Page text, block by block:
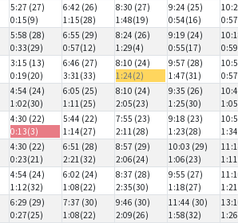
5:27 (27)
0:15(9)
6:42 (26)
1:15(28)
8:30 (27)
1:48(19)
9:24 (25)
0:54(16)
5:58 (28)
0:33(29)
6:55 (29)
0:57(12)
8:24 (26)
1:29(4)
9:19 (24)
0:55(17)
3:15 (13)
0:19(20)
6:46 (27)
3:31(33)
8:10 (24)
1:24(2)
9:57 (28)
1:47(31)
4:54 (24)
1:02(30)
6:05 (25)
1:11(25)
8:10 (24)
2:05(23)
9:35 (26)
1:25(30)
4:30 (22)
0:13(3)
5:44 (22)
1:14(27)
7:55 (23)
2:11(28)
9:18 (23)
1:23(28)
4:30 (22)
0:23(21)
6:51 (28)
2:21(32)
8:57 (29)
2:06(24)
10:03 (29)
1:06(23)
4:54 (24)
1:12(32)
6:02 (24)
1:08(22)
8:37 (28)
2:35(30)
9:55 (27)
1:18(27)
6:29 (29)
0:27(25)
7:37 (30)
1:08(22)
9:46 (30)
2:09(26)
11:44 (30)
1:58(32)